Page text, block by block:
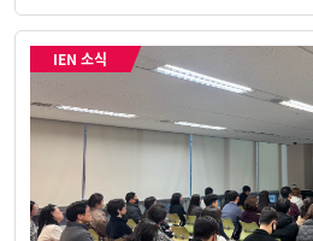
IEN 소식